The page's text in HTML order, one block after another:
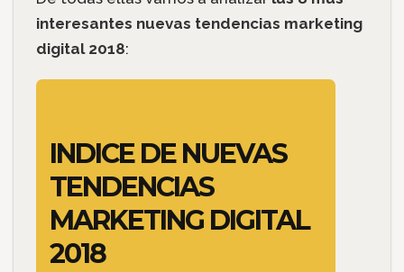
interesantes nuevas tendencias marketing
digital 2018:
INDICE DE NUEVAS
TENDENCIAS
MARKETING DIGITAL
2018